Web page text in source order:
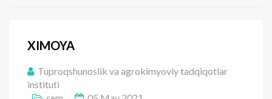
XIMOYA
Tuproqshunoslik va agrokimyoviy tadqiqotlar
instituti